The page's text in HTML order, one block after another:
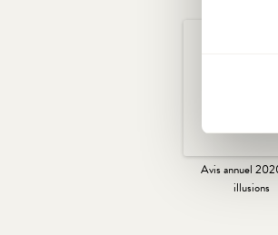
Avis annuel
illusions